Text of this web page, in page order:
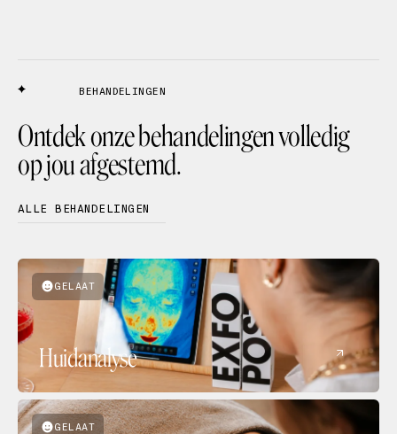
BEHANDELINGEN
Ontdek onze behandelingen volledig
op jou afgestemd.
ALLE BEHANDELINGEN
GELAAT
Huidanalyse
GELAAT